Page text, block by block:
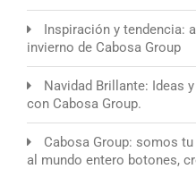
Inspiración y tendencia:
invierno de Cabosa Group
Navidad Brillante: Ideas
con Cabosa Group.
Cabosa Group: somos
al mundo entero botones,